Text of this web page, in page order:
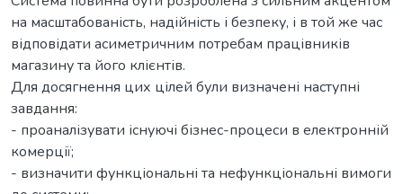
на масштабованість, надійність і безпеку, і в той же час
відповідати асиметричним потребам працівників
магазину та його клієнтів.
Для досягнення цих цілей були визначені наступні
завдання:
- проаналізувати існуючі бізнес-процеси в електронній
комерції;
- визначити функціональні та нефункціональні вимоги